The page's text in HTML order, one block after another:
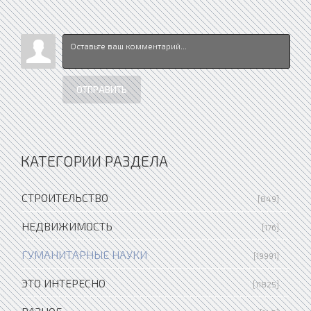
ОТПРАВИТЬ
КАТЕГОРИИ РАЗДЕЛА
СТРОИТЕЛЬСТВО [849]
НЕДВИЖИМОСТЬ [176]
ГУМАНИТАРНЫЕ НАУКИ [19991]
ЭТО ИНТЕРЕСНО [11825]